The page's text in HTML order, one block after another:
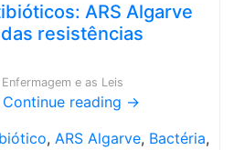
ARS Algarve
resistências
e as Leis
Continue reading →
, ARS Algarve, Bactéria,